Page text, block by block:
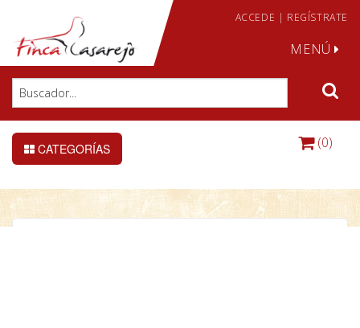
ACCEDE | REGÍSTRATE
MENÚ
CATEGORÍAS (0)